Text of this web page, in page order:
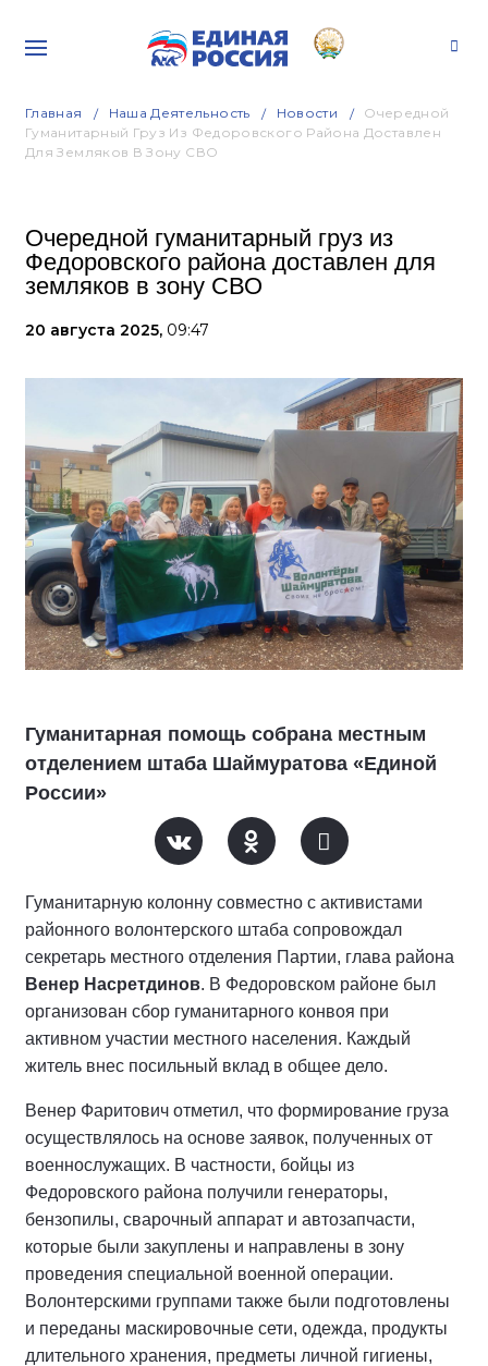
Главная Наша Деятельность Новости
Очередной
Гуманитарный Груз Из Федоровского Района Доставлен
Для Земляков В Зону СВО
Очередной гуманитарный груз из
Федоровского района доставлен для
земляков в зону СВО
20 августа 2025, 09:47
Гуманитарная помощь собрана местным
отделением штаба Шаймуратова «Единой
России»
Гуманитарную колонну совместно с активистами
районного волонтерского штаба сопровождал
секретарь местного отделения Партии, глава района
Венер Насретдинов. В Федоровском районе был
организован сбор гуманитарного конвоя при
активном участии местного населения. Каждый
житель внес посильный вклад в общее дело.
Венер Фаритович отметил, что формирование груза
осуществлялось на основе заявок, полученных от
военнослужащих. В частности, бойцы из
Федоровского района получили генераторы,
бензопилы, сварочный аппарат и автозапчасти,
которые были закуплены и направлены в зону
проведения специальной военной операции.
Волонтерскими группами также были подготовлены
и переданы маскировочные сети, одежда, продукты
длительного хранения, предметы личной гигиены,